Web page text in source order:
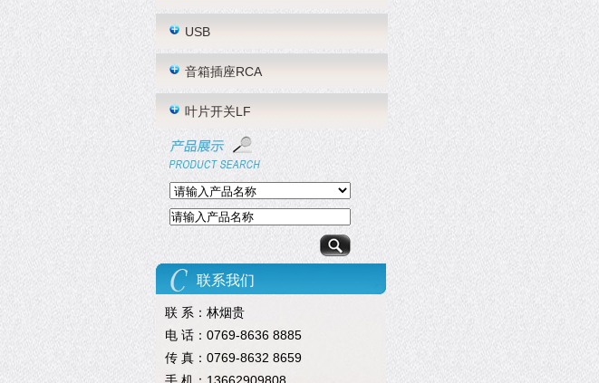
USB
音箱插座RCA
叶片开关LF
联系我们
联 系：林烟贵
电 话：0769-8636 8885
传 真：0769-8632 8659